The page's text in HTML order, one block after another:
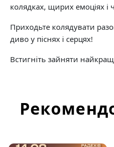
колядках, щирих емоціях і
Приходьте колядувати
диво у піснях і серцях!
Встигніть зайняти